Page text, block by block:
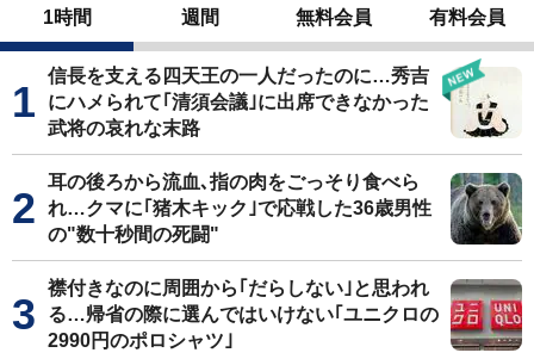
1時間 週間 無料会員 有料会員
信長を支える四天王の一人だったのに…秀吉
にハメられて｢清須会議｣に出席できなかった
武将の哀れな末路
耳の後ろから流血､指の肉をごっそり食べら
れ…クマに｢猪木キック｣で応戦した36歳男性
の"数十秒間の死闘"
襟付きなのに周囲から｢だらしない｣と思われ
る…帰省の際に選んではいけない｢ユニクロの
2990円のポロシャツ｣